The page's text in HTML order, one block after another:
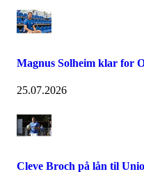
Magnus Solheim klar for
25.07.2026
Cleve Broch på lån til